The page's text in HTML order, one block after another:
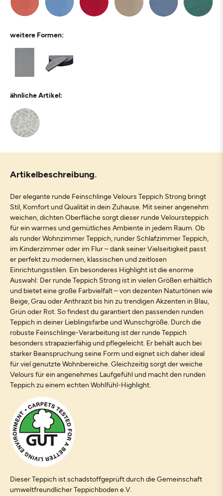
weitere Formen:
ähnliche Artikel:
Artikelbeschreibung
Der elegante runde Feinschlinge Velours Teppich Strong bringt
Stil, Komfort und Qualität in dein Zuhause. Mit seiner angenehm
weichen, dichten Oberfläche sorgt dieser runde Veloursteppich
für ein warmes und gemütliches Ambiente in jedem Raum. Ob
als runder Wohnzimmer Teppich, runder Schlafzimmer Teppich,
im Kinderzimmer oder im Flur – dank seiner Vielseitigkeit passt
er perfekt zu modernen, klassischen und zeitlosen
Einrichtungsstilen. Ein besonderes Highlight ist die enorme
Auswahl: Der runde Teppich Strong ist in vielen Größen erhältlich
und bietet eine große Farbvielfalt – von dezenten Naturtönen wie
Beige, Grau oder Anthrazit bis hin zu trendigen Akzenten in Blau,
Grün oder Rot. So findest du garantiert den passenden runden
Teppich in deiner Lieblingsfarbe und Wunschgröße. Durch die
robuste Feinschlinge-Verarbeitung ist der runde Teppich
besonders strapazierfähig und pflegeleicht. Er behält auch bei
starker Beanspruchung seine Form und eignet sich daher ideal
für viel genutzte Wohnbereiche. Gleichzeitig sorgt der weiche
Velours für ein angenehmes Laufgefühl und macht den runden
Teppich zu einem echten Wohlfühl-Highlight.
Dieser Teppich ist schadstoffgeprüft durch die Gemeinschaft
umweltfreundlicher Teppichboden e.V.